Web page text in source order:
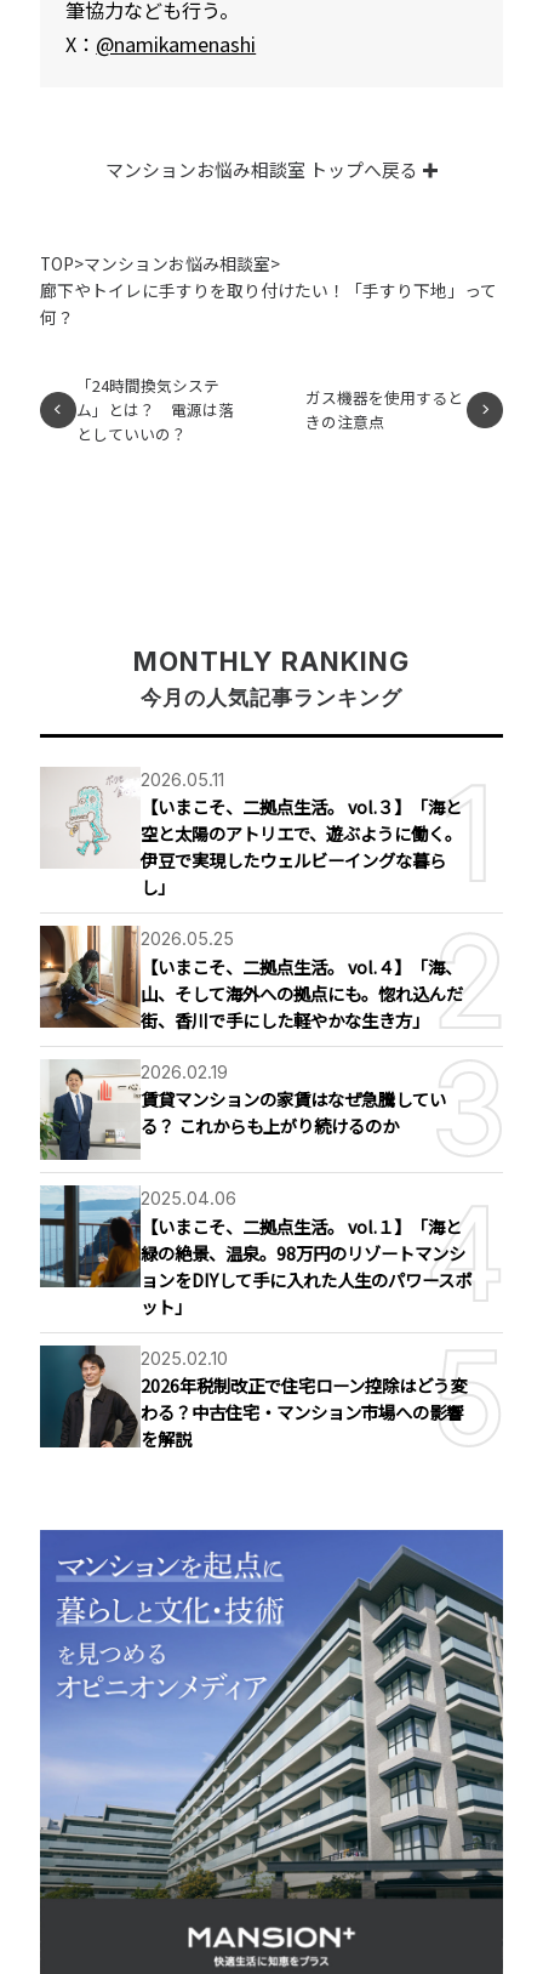
筆協力なども行う。
X： @namikamenashi
マンションお悩み相談室 トップへ戻る
TOP>マンションお悩み相談室>
廊下やトイレに手すりを取り付けたい！「手すり下地」って
何？
「24時間換気システ
ム」とは？ 電源は落
としていいの？
ガス機器を使用すると
きの注意点
MONTHLY RANKING
今月の人気記事ランキング
2026.05.11
【いまこそ、二拠点生活。 vol.３】「海と
空と太陽のアトリエで、遊ぶように働く。
伊豆で実現したウェルビーイングな暮ら
し」
2026.05.25
【いまこそ、二拠点生活。 vol.４】「海、
山、そして海外への拠点にも。惚れ込んだ
街、香川で手にした軽やかな生き方」
2026.02.19
賃貸マンションの家賃はなぜ急騰してい
る？ これからも上がり続けるのか
2025.04.06
【いまこそ、二拠点生活。 vol.１】「海と
緑の絶景、温泉。98万円のリゾートマンシ
ョンをDIYして手に入れた人生のパワースポ
ット」
2025.02.10
2026年税制改正で住宅ローン控除はどう変
わる？中古住宅・マンション市場への影響
を解説